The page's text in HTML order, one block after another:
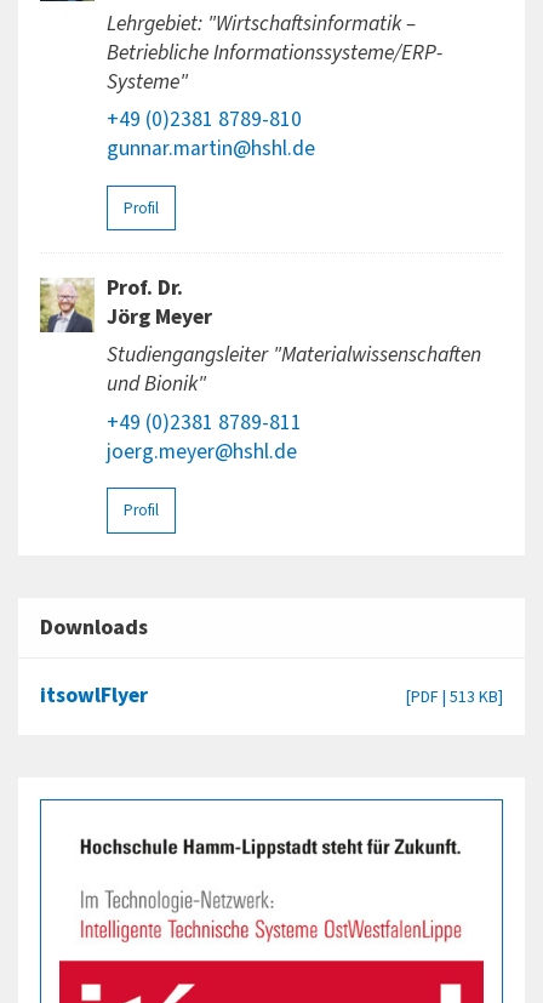
Lehrgebiet: "Wirtschaftsinformatik –
Betriebliche Informationssysteme/ERP-
Systeme"
+49 (0)2381 8789-810
gunnar.martin@hshl.de
Profil
Prof. Dr.
Jörg Meyer
Studiengangsleiter "Materialwissenschaften
und Bionik"
+49 (0)2381 8789-811
joerg.meyer@hshl.de
Profil
Downloads
itsowlFlyer [PDF | 513 KB]